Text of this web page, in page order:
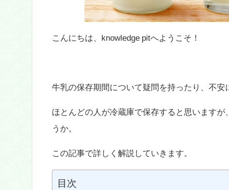
こんにちは、knowledge pitへようこそ！
牛乳の保存期間について疑問を持ったり、不安
ほとんどの人が冷蔵庫で保存すると思います
うか。
この記事で詳しく解説していきます。
目次